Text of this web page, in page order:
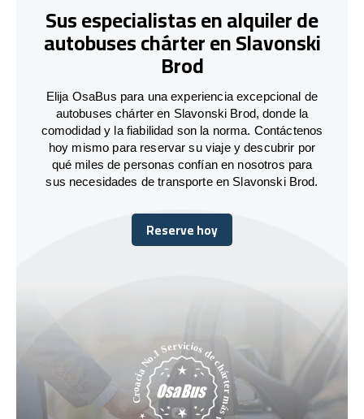
Sus especialistas en alquiler de
autobuses chárter en Slavonski
Brod
Elija OsaBus para una experiencia excepcional de
autobuses chárter en Slavonski Brod, donde la
comodidad y la fiabilidad son la norma. Contáctenos
hoy mismo para reservar su viaje y descubrir por
qué miles de personas confían en nosotros para
sus necesidades de transporte en Slavonski Brod.
Reserve hoy
Reserve hoy